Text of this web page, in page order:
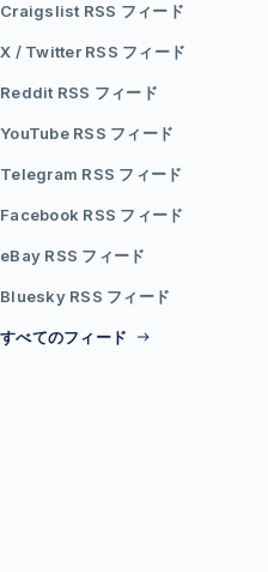
Craigslist RSS フィード
X / Twitter RSS フィード
Reddit RSS フィード
YouTube RSS フィード
Telegram RSS フィード
Facebook RSS フィード
eBay RSS フィード
Bluesky RSS フィード
すべてのフィード